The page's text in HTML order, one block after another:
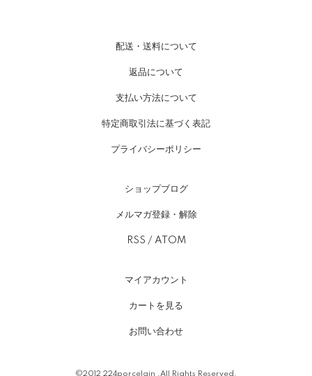
配送・送料について
返品について
支払い方法について
特定商取引法に基づく表記
プライバシーポリシー
ショップブログ
メルマガ登録・解除
RSS / ATOM
マイアカウント
カートを見る
お問い合わせ
©2012 224porcelain .All Rights Reserved.